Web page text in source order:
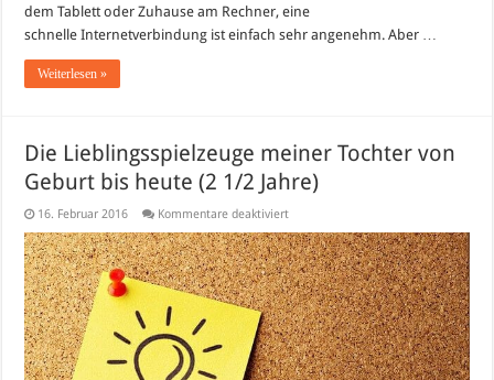
dem Tablett oder Zuhause am Rechner, eine
schnelle Internetverbindung ist einfach sehr angenehm. Aber …
Weiterlesen »
Die Lieblingsspielzeuge meiner Tochter von
Geburt bis heute (2 1/2 Jahre)
16. Februar 2016 Kommentare deaktiviertfür
Lieblingsspielzeuge
meiner
Tochter
von
Geburt
bis
heute
(2
1/2
Jahre)